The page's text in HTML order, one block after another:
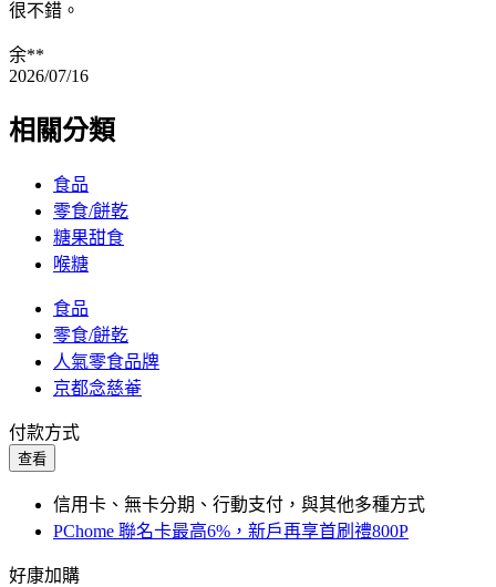
很不錯。
余**
2026/07/16
相關分類
食品
零食/餅乾
糖果甜食
喉糖
食品
零食/餅乾
人氣零食品牌
京都念慈菴
付款方式
查看
信用卡、無卡分期、行動支付，與其他多種方式
PChome 聯名卡最高6%，新戶再享首刷禮800P
好康加購